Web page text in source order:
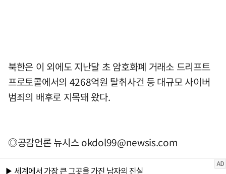
북한은 이 외에도 지난달 초 암호화폐 거래소 드리프트
프로토콜에서의 4268억원 탈취사건 등 대규모 사이버
범죄의 배후로 지목돼 왔다.
◎공감언론 뉴시스okdol99@newsis.com